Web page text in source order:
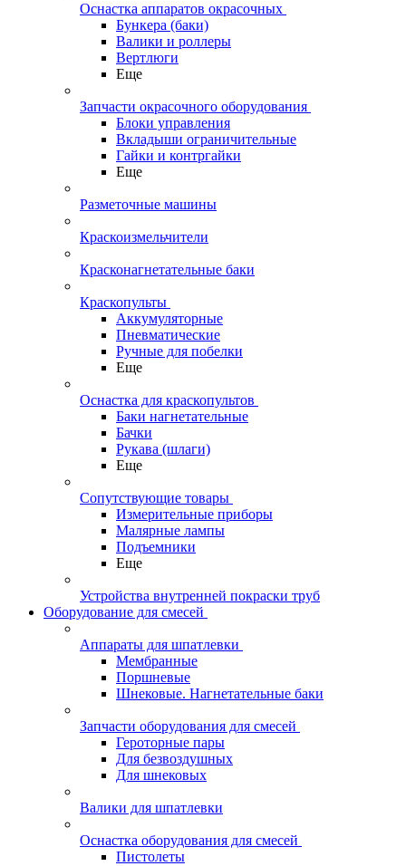
Оснастка аппаратов окрасочных
Бункера (баки)
Валики и роллеры
Вертлюги
Еще
Запчасти окрасочного оборудования
Блоки управления
Вкладыши ограничительные
Гайки и контргайки
Еще
Разметочные машины
Краскоизмельчители
Красконагнетательные баки
Краскопульты
Аккумуляторные
Пневматические
Ручные для побелки
Еще
Оснастка для краскопультов
Баки нагнетательные
Бачки
Рукава (шлаги)
Еще
Сопутствующие товары
Измерительные приборы
Малярные лампы
Подъемники
Еще
Устройства внутренней покраски труб
Оборудование для смесей
Аппараты для шпатлевки
Мембранные
Поршневые
Шнековые. Нагнетательные баки
Запчасти оборудования для смесей
Героторные пары
Для безвоздушных
Для шнековых
Валики для шпатлевки
Оснастка оборудования для смесей
Пистолеты